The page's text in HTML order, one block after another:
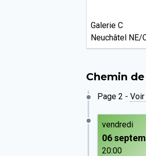
Galerie C
Neuchâtel NE/
Chemin
Page 2 -
vendredi
06
20:00